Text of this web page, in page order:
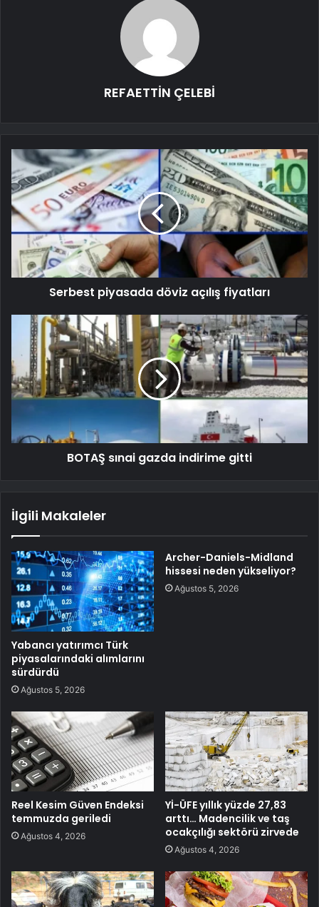
REFAETTİN ÇELEBİ
Serbest piyasada döviz açılış fiyatları
BOTAŞ sınai gazda indirime gitti
İlgili Makaleler
Yabancı yatırımcı Türk
piyasalarındaki alımlarını
sürdürdü
Ağustos 5, 2026
Archer-Daniels-Midland
hissesi neden yükseliyor?
Ağustos 5, 2026
Reel Kesim Güven Endeksi
temmuzda geriledi
Ağustos 4, 2026
Yİ-ÜFE yıllık yüzde 27,83
arttı… Madencilik ve taş
ocakçılığı sektörü zirvede
Ağustos 4, 2026